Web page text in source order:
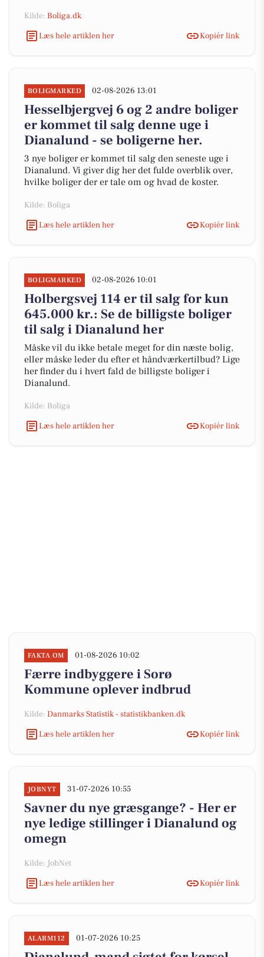
Kilde: Boliga.dk
Læs hele artiklen her
Kopiér link
BOLIGMARKED 02-08-2026 13:01
Hesselbjergvej 6 og 2 andre boliger
er kommet til salg denne uge i
Dianalund - se boligerne her.
3 nye boliger er kommet til salg den seneste uge i
Dianalund. Vi giver dig her det fulde overblik over,
hvilke boliger der er tale om og hvad de koster.
Kilde: Boliga
Læs hele artiklen her
Kopiér link
BOLIGMARKED 02-08-2026 10:01
Holbergsvej 114 er til salg for kun
645.000 kr.: Se de billigste boliger
til salg i Dianalund her
Måske vil du ikke betale meget for din næste bolig,
eller måske leder du efter et håndværkertilbud? Lige
her finder du i hvert fald de billigste boliger i
Dianalund.
Kilde: Boliga
Læs hele artiklen her
Kopiér link
FAKTA OM 01-08-2026 10:02
Færre indbyggere i Sorø
Kommune oplever indbrud
Kilde: Danmarks Statistik - statistikbanken.dk
Læs hele artiklen her
Kopiér link
JOBNYT 31-07-2026 10:55
Savner du nye græsgange? - Her er
nye ledige stillinger i Dianalund og
omegn
Kilde: JobNet
Læs hele artiklen her
Kopiér link
ALARM112 01-07-2026 10:25